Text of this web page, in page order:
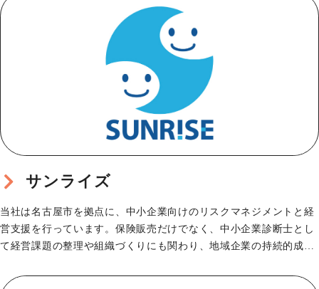
サンライズ
当社は名古屋市を拠点に、中小企業向けのリスクマネジメントと経
営支援を行っています。保険販売だけでなく、中小企業診断士とし
て経営課題の整理や組織づくりにも関わり、地域企業の持続的成長